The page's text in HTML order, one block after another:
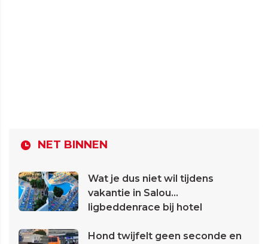
NET BINNEN
Wat je dus niet wil tijdens
vakantie in Salou...
ligbeddenrace bij hotel
Hond twijfelt geen seconde en